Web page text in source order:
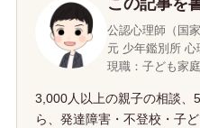
この記事を
公認心理師（国家
元 少年鑑別所 心
現職：子ども家
3,000人以上の親子の相談、
ら、発達障害・不登校・子